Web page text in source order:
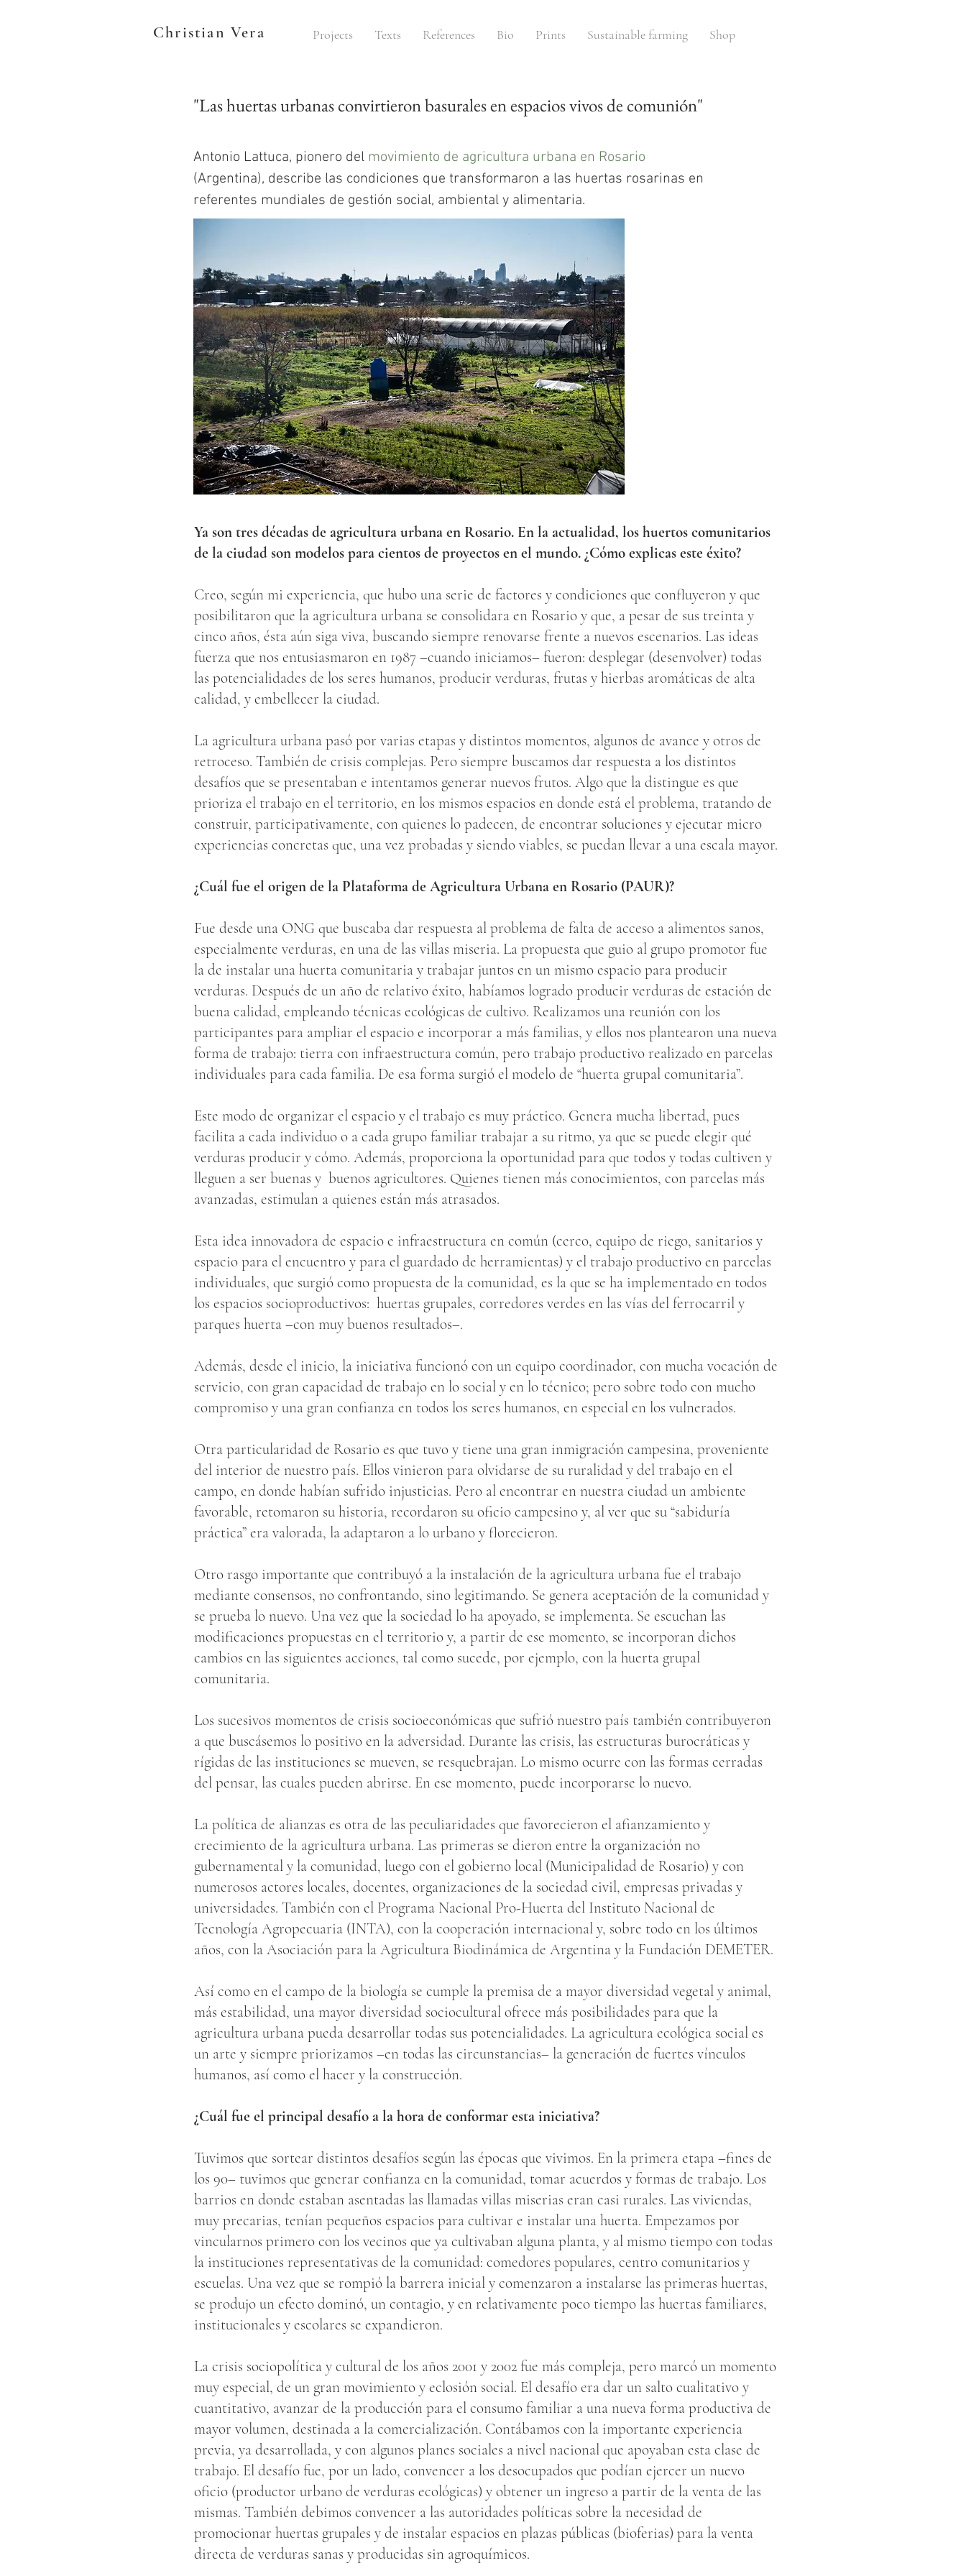
Christian Vera Projects Texts References Bio Prints Sustainable farming Shop
"Las huertas urbanas convirtieron basurales en espacios vivos de comunión"
Antonio Lattuca, pionero del movimiento de agricultura urbana en Rosario
(Argentina), describe las condiciones que transformaron a las huertas rosarinas en
referentes mundiales de gestión social, ambiental y alimentaria.
Ya son tres décadas de agricultura urbana en Rosario. En la actualidad, los huertos comunitarios
de la ciudad son modelos para cientos de proyectos en el mundo. ¿Cómo explicas este éxito?
Creo, según mi experiencia, que hubo una serie de factores y condiciones que confluyeron y que
posibilitaron que la agricultura urbana se consolidara en Rosario y que, a pesar de sus treinta y
cinco años, ésta aún siga viva, buscando siempre renovarse frente a nuevos escenarios. Las ideas
fuerza que nos entusiasmaron en 1987 –cuando iniciamos– fueron: desplegar (desenvolver) todas
las potencialidades de los seres humanos, producir verduras, frutas y hierbas aromáticas de alta
calidad, y embellecer la ciudad.
La agricultura urbana pasó por varias etapas y distintos momentos, algunos de avance y otros de
retroceso. También de crisis complejas. Pero siempre buscamos dar respuesta a los distintos
desafíos que se presentaban e intentamos generar nuevos frutos. Algo que la distingue es que
prioriza el trabajo en el territorio, en los mismos espacios en donde está el problema, tratando de
construir, participativamente, con quienes lo padecen, de encontrar soluciones y ejecutar micro
experiencias concretas que, una vez probadas y siendo viables, se puedan llevar a una escala mayor.
¿Cuál fue el origen de la Plataforma de Agricultura Urbana en Rosario (PAUR)?
Fue desde una ONG que buscaba dar respuesta al problema de falta de acceso a alimentos sanos,
especialmente verduras, en una de las villas miseria. La propuesta que guio al grupo promotor fue
la de instalar una huerta comunitaria y trabajar juntos en un mismo espacio para producir
verduras. Después de un año de relativo éxito, habíamos logrado producir verduras de estación de
buena calidad, empleando técnicas ecológicas de cultivo. Realizamos una reunión con los
participantes para ampliar el espacio e incorporar a más familias, y ellos nos plantearon una nueva
forma de trabajo: tierra con infraestructura común, pero trabajo productivo realizado en parcelas
individuales para cada familia. De esa forma surgió el modelo de “huerta grupal comunitaria”.
Este modo de organizar el espacio y el trabajo es muy práctico. Genera mucha libertad, pues
facilita a cada individuo o a cada grupo familiar trabajar a su ritmo, ya que se puede elegir qué
verduras producir y cómo. Además, proporciona la oportunidad para que todos y todas cultiven y
lleguen a ser buenas y buenos agricultores. Quienes tienen más conocimientos, con parcelas más
avanzadas, estimulan a quienes están más atrasados.
Esta idea innovadora de espacio e infraestructura en común (cerco, equipo de riego, sanitarios y
espacio para el encuentro y para el guardado de herramientas) y el trabajo productivo en parcelas
individuales, que surgió como propuesta de la comunidad, es la que se ha implementado en todos
los espacios socioproductivos: huertas grupales, corredores verdes en las vías del ferrocarril y
parques huerta –con muy buenos resultados–.
Además, desde el inicio, la iniciativa funcionó con un equipo coordinador, con mucha vocación de
servicio, con gran capacidad de trabajo en lo social y en lo técnico; pero sobre todo con mucho
compromiso y una gran confianza en todos los seres humanos, en especial en los vulnerados.
Otra particularidad de Rosario es que tuvo y tiene una gran inmigración campesina, proveniente
del interior de nuestro país. Ellos vinieron para olvidarse de su ruralidad y del trabajo en el
campo, en donde habían sufrido injusticias. Pero al encontrar en nuestra ciudad un ambiente
favorable, retomaron su historia, recordaron su oficio campesino y, al ver que su “sabiduría
práctica” era valorada, la adaptaron a lo urbano y florecieron.
Otro rasgo importante que contribuyó a la instalación de la agricultura urbana fue el trabajo
mediante consensos, no confrontando, sino legitimando. Se genera aceptación de la comunidad y
se prueba lo nuevo. Una vez que la sociedad lo ha apoyado, se implementa. Se escuchan las
modificaciones propuestas en el territorio y, a partir de ese momento, se incorporan dichos
cambios en las siguientes acciones, tal como sucede, por ejemplo, con la huerta grupal
comunitaria.
Los sucesivos momentos de crisis socioeconómicas que sufrió nuestro país también contribuyeron
a que buscásemos lo positivo en la adversidad. Durante las crisis, las estructuras burocráticas y
rígidas de las instituciones se mueven, se resquebrajan. Lo mismo ocurre con las formas cerradas
del pensar, las cuales pueden abrirse. En ese momento, puede incorporarse lo nuevo.
La política de alianzas es otra de las peculiaridades que favorecieron el afianzamiento y
crecimiento de la agricultura urbana. Las primeras se dieron entre la organización no
gubernamental y la comunidad, luego con el gobierno local (Municipalidad de Rosario) y con
numerosos actores locales, docentes, organizaciones de la sociedad civil, empresas privadas y
universidades. También con el Programa Nacional Pro-Huerta del Instituto Nacional de
Tecnología Agropecuaria (INTA), con la cooperación internacional y, sobre todo en los últimos
años, con la Asociación para la Agricultura Biodinámica de Argentina y la Fundación DEMETER.
Así como en el campo de la biología se cumple la premisa de a mayor diversidad vegetal y animal,
más estabilidad, una mayor diversidad sociocultural ofrece más posibilidades para que la
agricultura urbana pueda desarrollar todas sus potencialidades. La agricultura ecológica social es
un arte y siempre priorizamos –en todas las circunstancias– la generación de fuertes vínculos
humanos, así como el hacer y la construcción.
¿Cuál fue el principal desafío a la hora de conformar esta iniciativa?
Tuvimos que sortear distintos desafíos según las épocas que vivimos. En la primera etapa –fines de
los 90– tuvimos que generar confianza en la comunidad, tomar acuerdos y formas de trabajo. Los
barrios en donde estaban asentadas las llamadas villas miserias eran casi rurales. Las viviendas,
muy precarias, tenían pequeños espacios para cultivar e instalar una huerta. Empezamos por
vincularnos primero con los vecinos que ya cultivaban alguna planta, y al mismo tiempo con todas
la instituciones representativas de la comunidad: comedores populares, centro comunitarios y
escuelas. Una vez que se rompió la barrera inicial y comenzaron a instalarse las primeras huertas,
se produjo un efecto dominó, un contagio, y en relativamente poco tiempo las huertas familiares,
institucionales y escolares se expandieron.
La crisis sociopolítica y cultural de los años 2001 y 2002 fue más compleja, pero marcó un momento
muy especial, de un gran movimiento y eclosión social. El desafío era dar un salto cualitativo y
cuantitativo, avanzar de la producción para el consumo familiar a una nueva forma productiva de
mayor volumen, destinada a la comercialización. Contábamos con la importante experiencia
previa, ya desarrollada, y con algunos planes sociales a nivel nacional que apoyaban esta clase de
trabajo. El desafío fue, por un lado, convencer a los desocupados que podían ejercer un nuevo
oficio (productor urbano de verduras ecológicas) y obtener un ingreso a partir de la venta de las
mismas. También debimos convencer a las autoridades políticas sobre la necesidad de
promocionar huertas grupales y de instalar espacios en plazas públicas (bioferias) para la venta
directa de verduras sanas y producidas sin agroquímicos.